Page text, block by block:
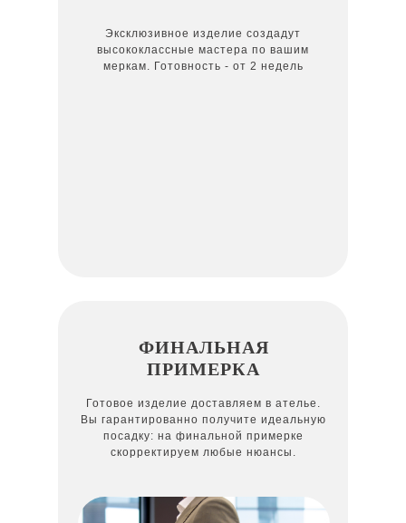
Готовое изделие доставляем в ателье.
Вы гарантированно получите идеальную
посадку: на финальной примерке
скорректируем любые нюансы.
ФИНАЛЬНАЯ
ПРИМЕРКА
Эксклюзивное изделие создадут
высококлассные мастера по вашим
меркам. Готовность - от 2 недель